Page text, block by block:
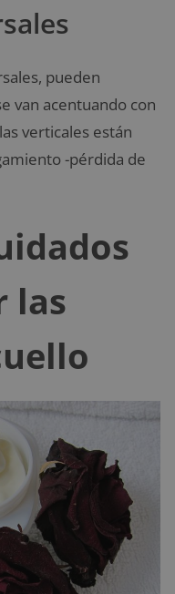
pueden
van acentuando con
verticales están
-pérdida de
las